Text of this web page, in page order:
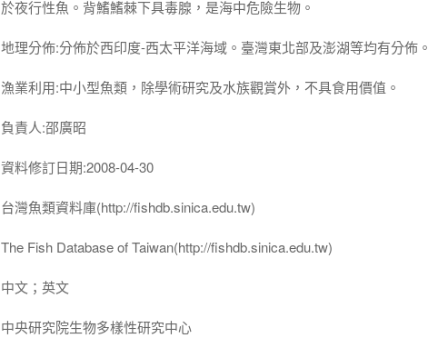
於夜行性魚。背鰭鰭棘下具毒腺，是海中危險生物。
地理分佈:分佈於西印度-西太平洋海域。臺灣東北部及澎湖等均有分佈。
漁業利用:中小型魚類，除學術研究及水族觀賞外，不具食用價值。
負責人:邵廣昭
資料修訂日期:2008-04-30
台灣魚類資料庫(http://fishdb.sinica.edu.tw)
The Fish Database of Taiwan(http://fishdb.sinica.edu.tw)
中文；英文
中央研究院生物多樣性研究中心